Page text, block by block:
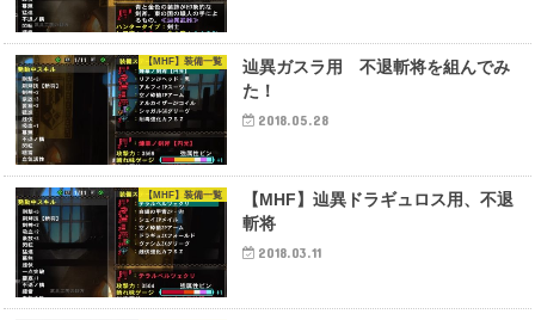
【MHF】装備一覧
辿異ガスラ用 不退斬将を組んでみ
た！
2018.05.28
【MHF】装備一覧
【MHF】辿異ドラギュロス用、不退
斬将
2018.03.11